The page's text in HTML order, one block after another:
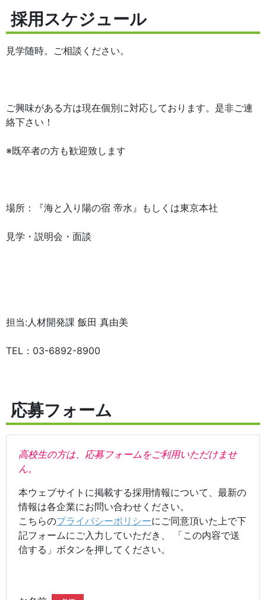
採用スケジュール
見学随時。ご相談ください。
ご興味がある方は現在個別に対応しております。是非ご連
絡下さい！
※既卒者の方も歓迎致します
場所：『海と入り陽の宿 帝水』もしくは東京本社
見学・説明会・面談
担当:人材開発課 飯田 真由美
TEL：03-6892-8900
応募フォーム
高校生の方は、応募フォームをご利用いただけませ
ん。
本ウェブサイトに掲載する採用情報について、最新の
情報は各企業にお問い合わせください。
こちらのプライバシーポリシーにご同意頂いた上で下
記フォームにご入力していただき、 「この内容で送
信する」ボタンを押してください。